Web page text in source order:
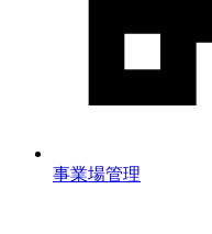
事業場管理